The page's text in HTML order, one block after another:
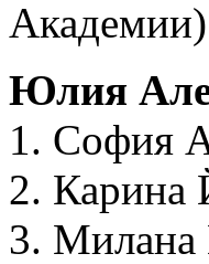
Академии)
Юлия
1. София
2. Карина
3. Милана